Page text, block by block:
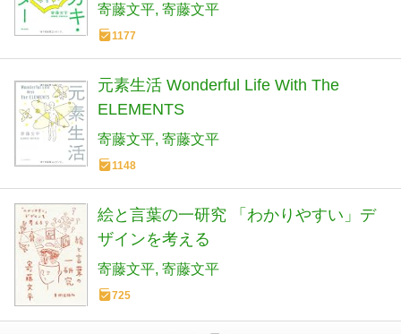
寄藤文平 寄藤文平
1177
元素生活 Wonderful Life With The
ELEMENTS
寄藤文平 寄藤文平
1148
絵と言葉の一研究 「わかりやすい」デ
ザインを考える
寄藤文平 寄藤文平
725